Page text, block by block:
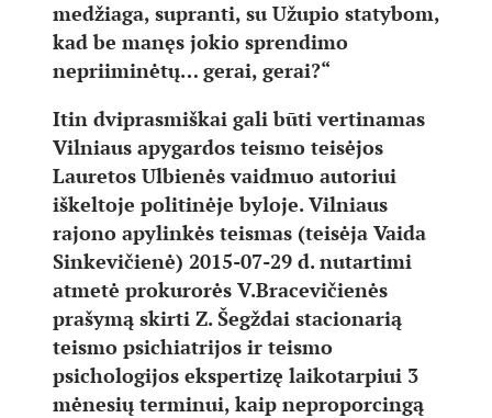
medžiaga, supranti, su Užupio statybom,
kad be manęs jokio sprendimo
nepriiminėtų… gerai, gerai?“
Itin dviprasmiškai gali būti vertinamas
Vilniaus apygardos teismo teisėjos
Lauretos Ulbienės vaidmuo autoriui
iškeltoje politinėje byloje. Vilniaus
rajono apylinkės teismas (teisėja Vaida
Sinkevičienė) 2015-07-29 d. nutartimi
atmetė prokurorės V.Bracevičienės
prašymą skirti Z. Šegždai stacionarią
teismo psichiatrijos ir teismo
psichologijos ekspertizę laikotarpiui 3
mėnesių terminui, kaip neproporcingą